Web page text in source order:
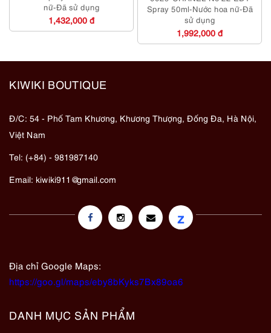
nữ-Đã sử dụng
1,432,000 đ
Spray 50ml-Nước hoa nữ-Đã
sử dụng
1,992,000 đ
KIWIKI BOUTIQUE
Đ/C: 54 - Phố Tam Khương, Khương Thượng, Đống Đa, Hà Nội,
Việt Nam
Tel: (+84) - 981987140
Email: kiwiki911@gmail.com
z
Địa chỉ Google Maps:
https://goo.gl/maps/eby8bKyks7Bx89oa6
DANH MỤC SẢN PHẨM